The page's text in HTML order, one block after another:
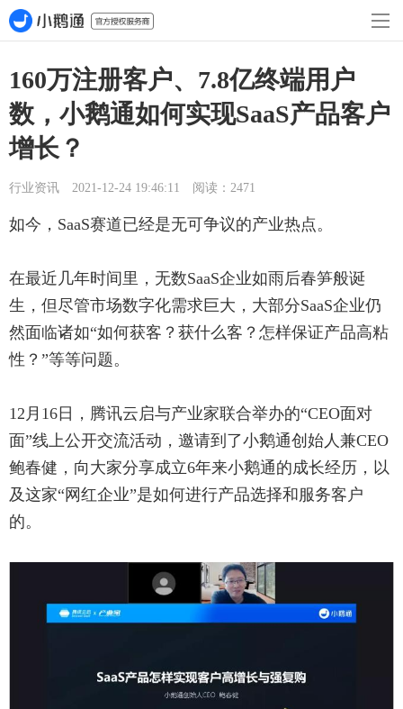
160万注册客户、7.8亿终端用户
数，小鹅通如何实现SaaS产品客户
增长？
行业资讯 2021-12-24 19:46:11 阅读：2471
如今，SaaS赛道已经是无可争议的产业热点。
在最近几年时间里，无数SaaS企业如雨后春笋般诞
生，但尽管市场数字化需求巨大，大部分SaaS企业仍
然面临诸如“如何获客？获什么客？怎样保证产品高粘
性？”等等问题。
12月16日，腾讯云启与产业家联合举办的“CEO面对
面”线上公开交流活动，邀请到了小鹅通创始人兼CEO
鲍春健，向大家分享成立6年来小鹅通的成长经历，以
及这家“网红企业”是如何进行产品选择和服务客户
的。